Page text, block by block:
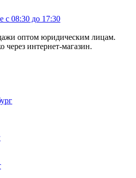
с 08:30 до 17:30
оптом юридическим лицам.
через интернет-магазин.